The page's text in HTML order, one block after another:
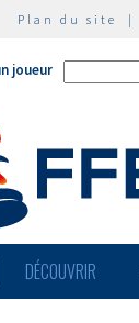
Plan du site |
joueur
DÉCOUVRIR